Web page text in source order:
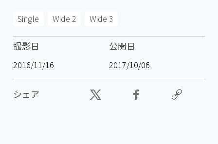
Single Wide 2 Wide 3
撮影日
2016/11/16
公開日
2017/10/06
シェア